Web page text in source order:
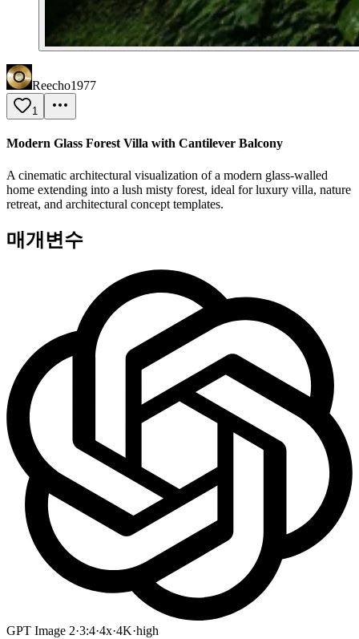
Reecho1977
1
Modern Glass Forest Villa with Cantilever Balcony
A cinematic architectural visualization of a modern glass-walled
home extending into a lush misty forest, ideal for luxury villa, nature
retreat, and architectural concept templates.
매개변수
GPT Image 2·3:4·4x·4K·high